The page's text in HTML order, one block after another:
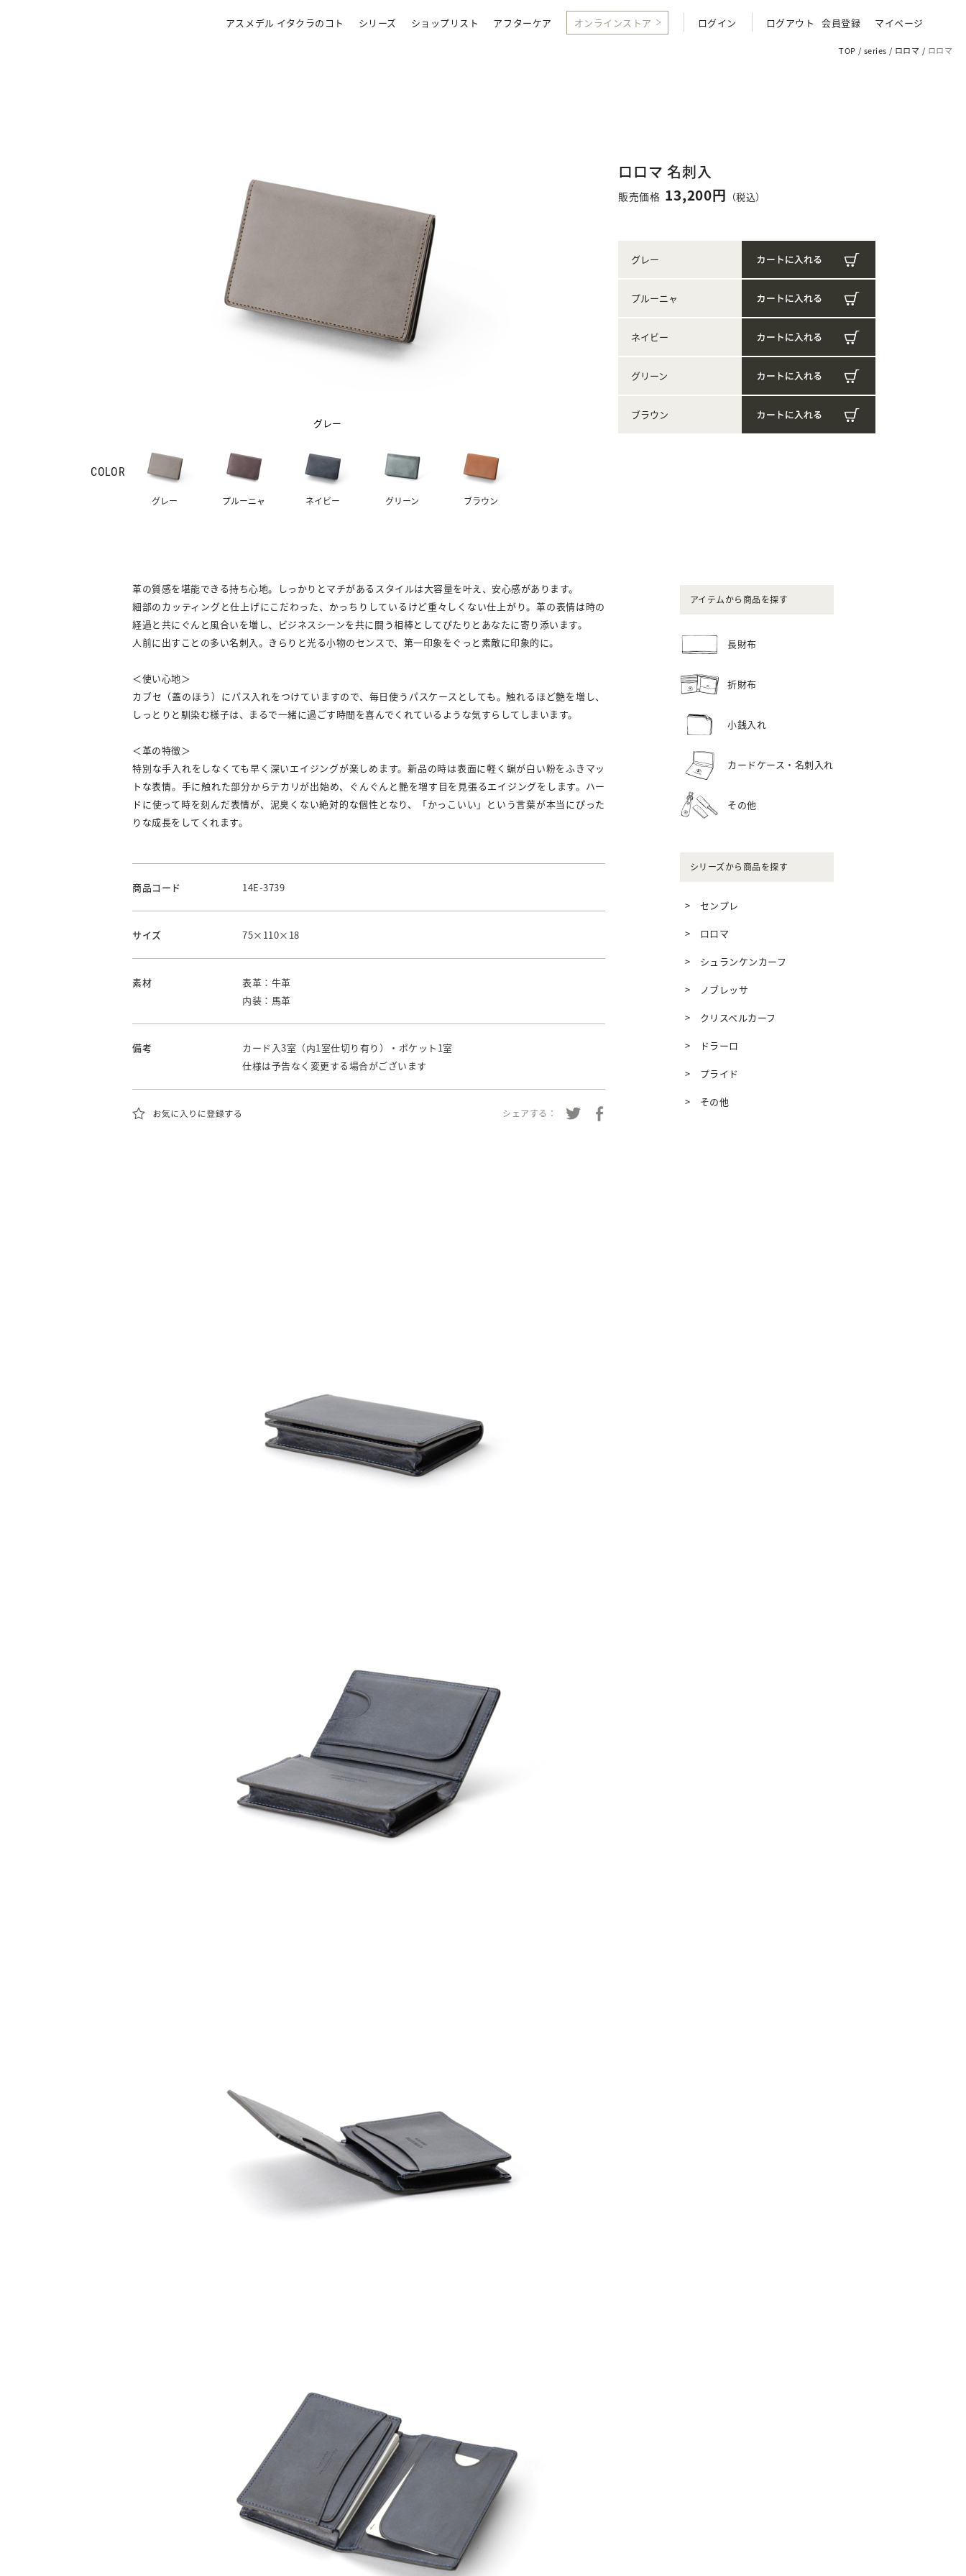
アスメデル イタクラのコト シリーズ ショップリスト アフターケア オンラインストア ログイン ログアウト 会員登録 マイページ
TOP series ロロマ ロロマ
ロロマ 名刺入
販売価格 13,200円 （税込）
グレー
プルーニャ
ネイビー
グリーン
ブラウン
COLOR
グレー プルーニャ ネイビー グリーン ブラウン
グレー
革の質感を堪能できる持ち心地。しっかりとマチがあるスタイルは大容量を叶え、安心感があります。
細部のカッティングと仕上げにこだわった、かっちりしているけど重々しくない仕上がり。革の表情は時の
経過と共にぐんと風合いを増し、ビジネスシーンを共に闘う相棒としてぴたりとあなたに寄り添います。
人前に出すことの多い名刺入。きらりと光る小物のセンスで、第一印象をぐっと素敵に印象的に。
＜使い心地＞
カブセ（蓋のほう）にパス入れをつけていますので、毎日使うパスケースとしても。触れるほど艶を増し、
しっとりと馴染む様子は、まるで一緒に過ごす時間を喜んでくれているような気すらしてしまいます。
＜革の特徴＞
特別な手入れをしなくても早く深いエイジングが楽しめます。新品の時は表面に軽く蝋が白い粉をふきマッ
トな表情。手に触れた部分からテカリが出始め、ぐんぐんと艶を増す目を見張るエイジングをします。ハー
ドに使って時を刻んだ表情が、泥臭くない絶対的な個性となり、「かっこいい」という言葉が本当にぴった
りな成長をしてくれます。
商品コード 14E-3739
サイズ 75×110×18
素材
表革：牛革
内装：馬革
備考
カード入3室（内1室仕切り有り）・ポケット1室
仕様は予告なく変更する場合がございます
シェアする：
アイテムから商品を探す
長財布
折財布
小銭入れ
カードケース・名刺入れ
その他
シリーズから商品を探す
センプレ
ロロマ
シュランケンカーフ
ノブレッサ
クリスペルカーフ
ドラーロ
プライド
その他